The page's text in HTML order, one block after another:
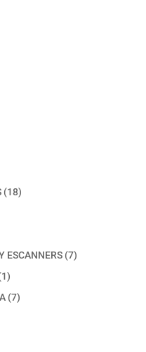
1818
ESCANNERS 77
11
producto
77